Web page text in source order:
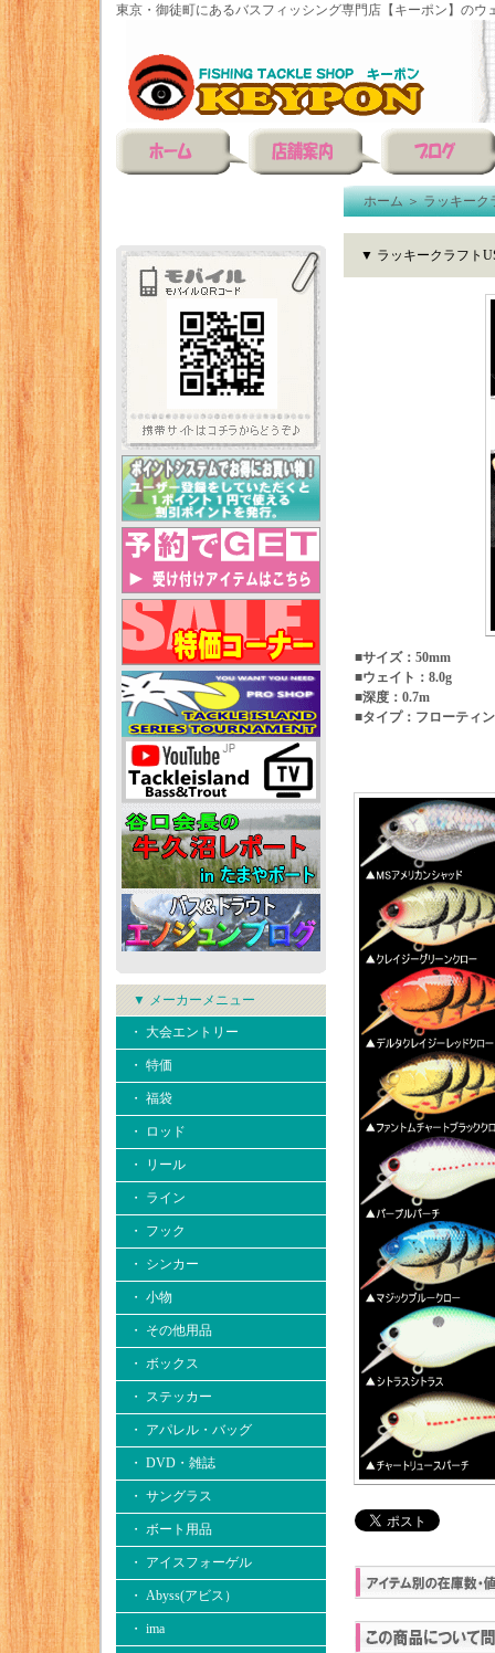
東京・御徒町にあるバスフィッシング専門店【キーポン】のウ
▼ メーカーメニュー
・ 大会エントリー
・ 特価
・ 福袋
・ ロッド
・ リール
・ ライン
・ フック
・ シンカー
・ 小物
・ その他用品
・ ボックス
・ ステッカー
・ アパレル・バッグ
・ DVD・雑誌
・ サングラス
・ ボート用品
・ アイスフォーゲル
・ Abyss(アビス）
・ ima
ホーム＞ラッキーク
▼ ラッキークラフト
■サイズ：50mm
■ウェイト：8.0g
■深度：0.7m
■タイプ：フローティ